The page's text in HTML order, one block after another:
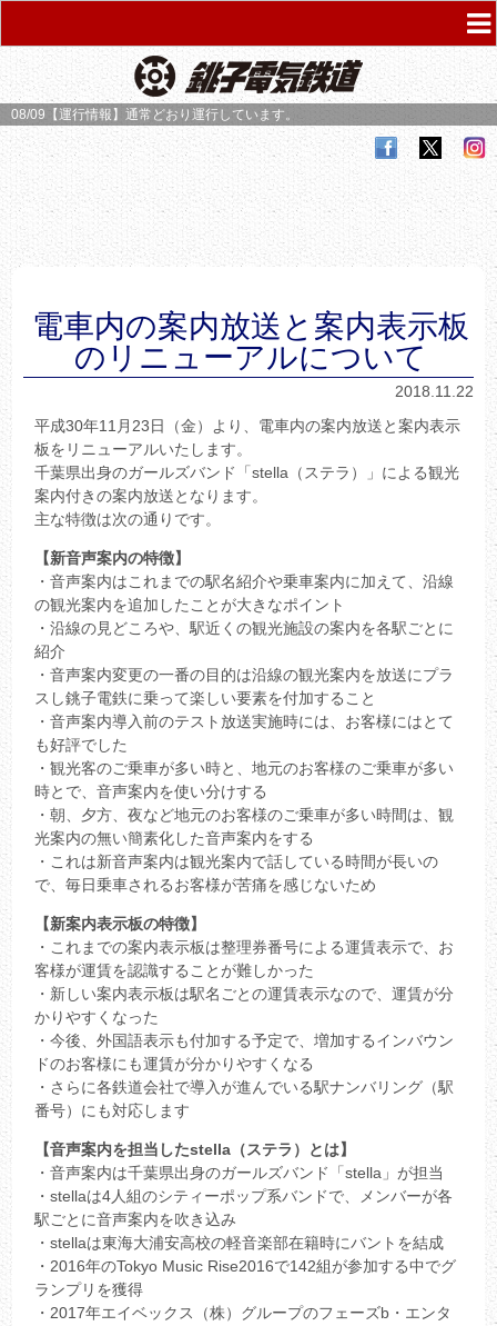
08/09【運行情報】 通常どおり運行しています。
電車内の案内放送と案内表示板
のリニューアルについて
2018.11.22
​平成30年11月23日（金）より、電車内の案内放送と案内表示
板をリニューアルいたします。
​千葉県出身のガールズバンド「stella（ステラ）」による観光
案内付きの案内放送となります。
主な特徴は次の通りです。
【新音声案内の特徴】
・音声案内はこれまでの駅名紹介や乗車案内に加えて、沿線
の観光案内を追加したことが大きなポイント
・沿線の見どころや、駅近くの観光施設の案内を各駅ごとに
紹介
・音声案内変更の一番の目的は沿線の観光案内を放送にプラ
スし銚子電鉄に乗って楽しい要素を付加すること
・音声案内導入前のテスト放送実施時には、お客様にはとて
も好評でした
・観光客のご乗車が多い時と、地元のお客様のご乗車が多い
時とで、音声案内を使い分けする
・朝、夕方、夜など地元のお客様のご乗車が多い時間は、観
光案内の無い簡素化した音声案内をする
・これは新音声案内は観光案内で話している時間が長いの
で、毎日乗車されるお客様が苦痛を感じないため
【新案内表示板の特徴】
・これまでの案内表示板は整理券番号による運賃表示で、お
客様が運賃を認識することが難しかった
・新しい案内表示板は駅名ごとの運賃表示なので、運賃が分
かりやすくなった
・今後、外国語表示も付加する予定で、増加するインバウン
ドのお客様にも運賃が分かりやすくなる
・さらに各鉄道会社で導入が進んでいる駅ナンバリング（駅
番号）にも対応します
【音声案内を担当したstella（ステラ）とは】
・音声案内は千葉県出身のガールズバンド「stella」が担当
・stellaは4人組のシティーポップ系バンドで、メンバーが各
駅ごとに音声案内を吹き込み
・stellaは東海大浦安高校の軽音楽部在籍時にバントを結成
・2016年のTokyo Music Rise2016で142組が参加する中でグ
ランプリを獲得
・2017年エイベックス（株）グループのフェーズb・エンタ